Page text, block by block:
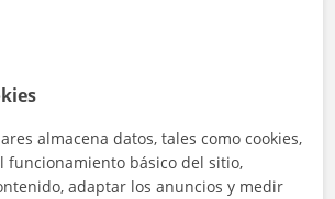
almacena datos, tales como cookies,
funcionamiento básico del sitio,
adaptar los anuncios y medir